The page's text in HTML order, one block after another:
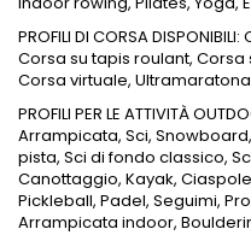
PROFILI DI CORSA
Corsa su tapis roulant, Corsa
Corsa virtuale, Ultramaratona
PROFILI PER LE ATTIVITÀ
Arrampicata, Sci,
pista, Sci di fondo classico,
Canottaggio, Kayak,
Pickleball, Padel, Seguimi,
Arrampicata indoor,